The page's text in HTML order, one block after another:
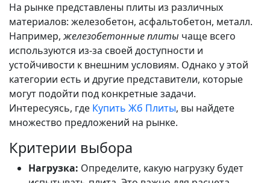
На рынке представлены плиты из различных
материалов: железобетон, асфальтобетон, металл.
Например,железобетонные плиты чаще всего
используются из-за своей доступности и
устойчивости к внешним условиям. Однако у этой
категории есть и другие представители, которые
могут подойти под конкретные задачи.
Интересуясь, где Купить Жб Плиты, вы найдете
множество предложений на рынке.
Критерии выбора
Нагрузка: Определите, какую нагрузку будет